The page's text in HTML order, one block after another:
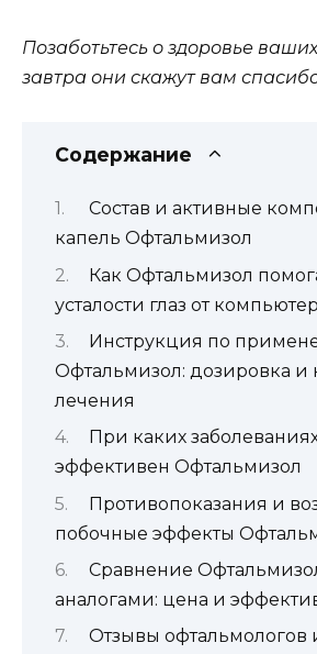
Позаботьтесь о здоровье
завтра они скажут вам
Содержание
Состав и активные
капель Офтальмизол
Как Офтальмизол
усталости глаз от
Инструкция по
Офтальмизол: дозировка и
лечения
При каких заболеваниях
эффективен Офтальмизол
Противопоказания и
побочные эффекты
Сравнение
аналогами: цена и
Отзывы офтальмологов